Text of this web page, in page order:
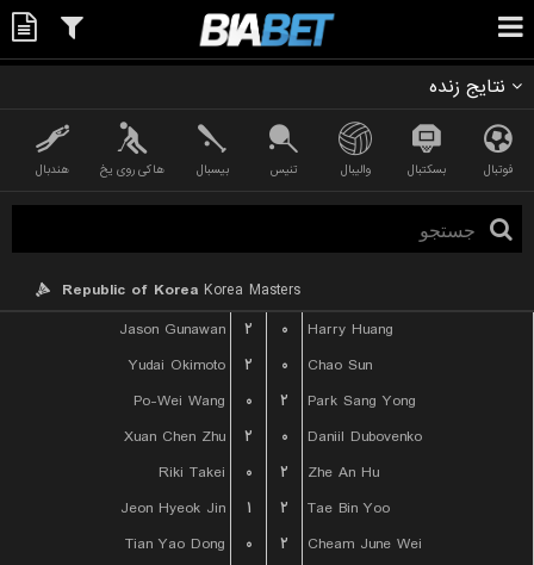
نتایج زنده
فوتبال بسکتبال والیبال تنیس بیسبال هاکی روی یخ هندبال
Republic of Korea Korea Masters
Jason Gunawan
۲ ۰
Harry Huang
Yudai Okimoto
۲ ۰
Chao Sun
Po-Wei Wang
۰ ۲
Park Sang Yong
Xuan Chen Zhu
۲ ۰
Daniil Dubovenko
Riki Takei
۰ ۲
Zhe An Hu
Jeon Hyeok Jin
۱ ۲
Tae Bin Yoo
Tian Yao Dong
۰ ۲
Cheam June Wei